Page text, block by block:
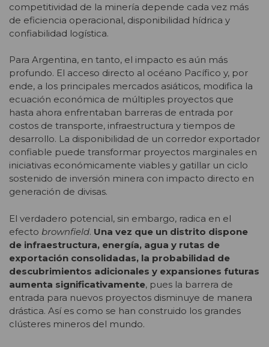
competitividad de la minería depende cada vez más
de eficiencia operacional, disponibilidad hídrica y
confiabilidad logística.
Para Argentina, en tanto, el impacto es aún más
profundo. El acceso directo al océano Pacífico y, por
ende, a los principales mercados asiáticos, modifica la
ecuación económica de múltiples proyectos que
hasta ahora enfrentaban barreras de entrada por
costos de transporte, infraestructura y tiempos de
desarrollo. La disponibilidad de un corredor exportador
confiable puede transformar proyectos marginales en
iniciativas económicamente viables y gatillar un ciclo
sostenido de inversión minera con impacto directo en
generación de divisas.
El verdadero potencial, sin embargo, radica en el
efecto brownfield. Una vez que un distrito dispone
de infraestructura, energía, agua y rutas de
exportación consolidadas, la probabilidad de
descubrimientos adicionales y expansiones futuras
aumenta significativamente, pues la barrera de
entrada para nuevos proyectos disminuye de manera
drástica. Así es como se han construido los grandes
clústeres mineros del mundo.